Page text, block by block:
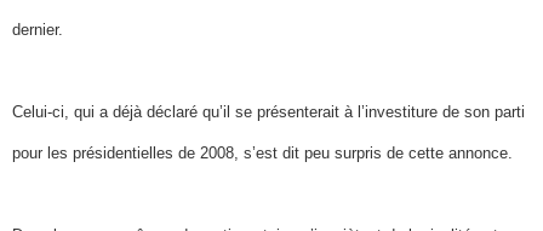
dernier.
Celui-ci, qui a déjà déclaré qu’il se présenterait à l’investiture de son parti
pour les présidentielles de 2008, s’est dit peu surpris de cette annonce.